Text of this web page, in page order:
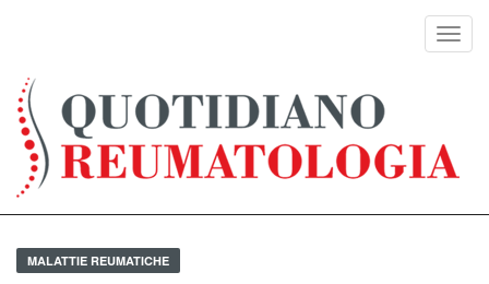
MALATTIE REUMATICHE